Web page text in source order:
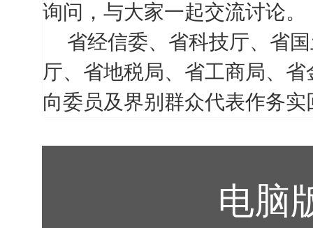
询问，与大家一起交流讨论。
省经信委、省科技厅、省
厅、省地税局、省工商局、
向委员及界别群众代表作务实
电脑